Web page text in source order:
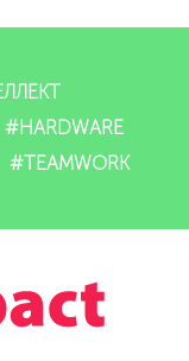
#HARDWARE
#TEAMWORK